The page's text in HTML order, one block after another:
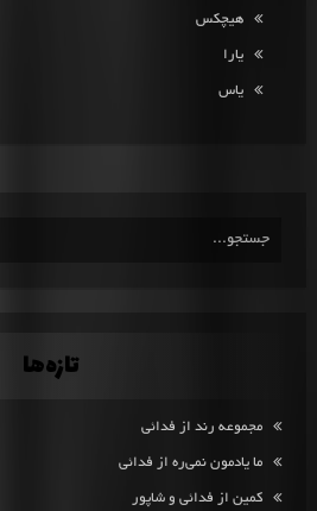
هیچکس
یارا
یاس
تازه‌ها
مجموعه رند از فدائی
ما یادمون نمی‌ره از فدائی
کمین از فدائی و شاپور